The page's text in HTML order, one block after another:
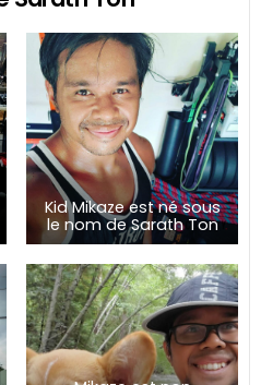
Kid Mikaze est né sous
le nom de Sarath Ton